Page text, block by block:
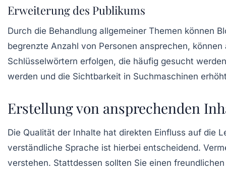
Erweiterung des Publikums
Durch die Behandlung allgemeiner Themen können
begrenzte Anzahl von Personen ansprechen,
Schlüsselwörtern erfolgen, die häufig gesucht
werden und die Sichtbarkeit in Suchmaschinen
Erstellung von ansprechenden
Die Qualität der Inhalte hat direkten Einfluss auf die
verständliche Sprache ist hierbei entscheidend.
verstehen. Stattdessen sollten Sie einen